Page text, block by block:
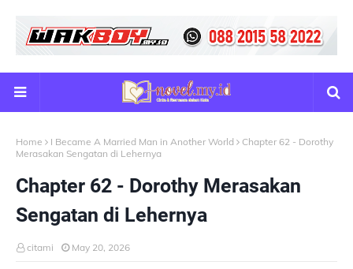
Home I Became A Married Man in Another World
Chapter 62 - Dorothy
Merasakan Sengatan di Lehernya
Chapter 62 - Dorothy Merasakan
Sengatan di Lehernya
citami May 20, 2026